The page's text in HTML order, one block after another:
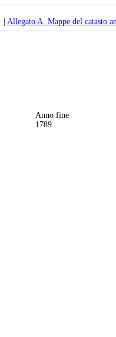
Allegato A. Mappe del catasto
Anno fine
1789